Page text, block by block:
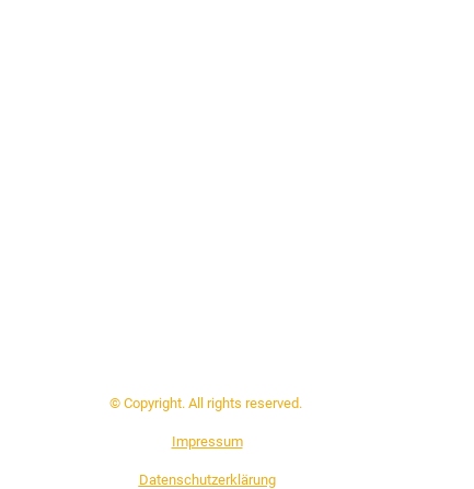
© Copyright. All rights reserved.
Impressum
Datenschutzerklärung